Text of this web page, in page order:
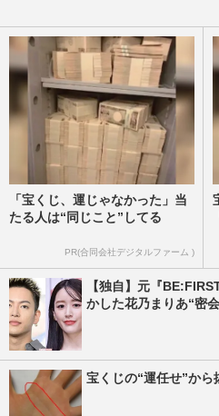
「宝くじ、運じゃなかった」当
たる人は“同じこと”してる
PR(合同会社デジタルファーム )
【独自】元『
かした花乃まりあ“密
宝くじの“運任せ”から